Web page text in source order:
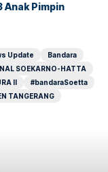
Anak Pimpin
Update
Bandara
SOEKARNO-HATTA
II
#bandaraSoetta
TANGERANG